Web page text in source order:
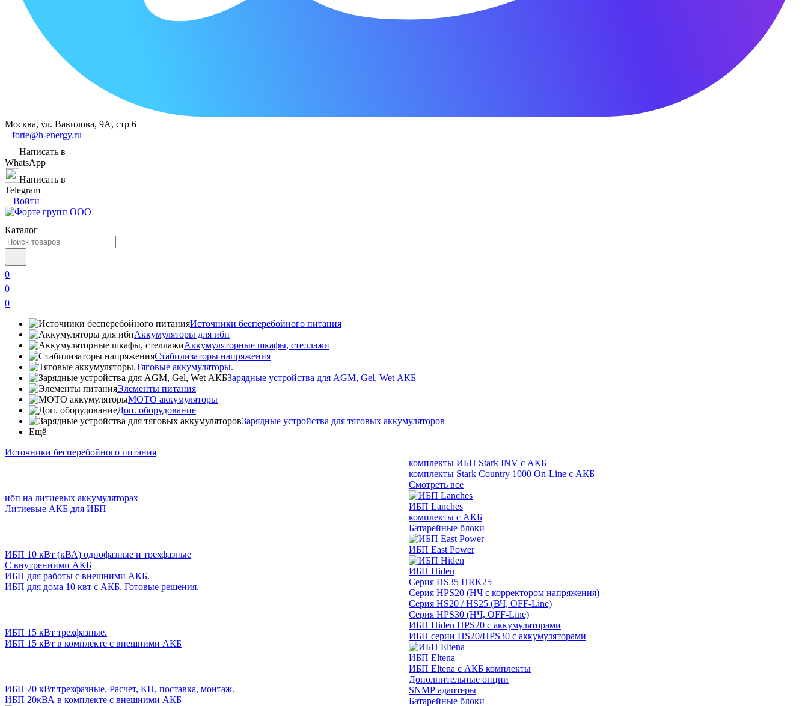
Москва, ул. Вавилова, 9А, стр 6
forte@h-energy.ru
Написать в
WhatsApp
Написать в
Telegram
Войти
Каталог
0
0
0
Источники бесперебойного питания
Аккумуляторы для ибп
Аккумуляторные шкафы, стеллажи
Стабилизаторы напряжения
Тяговые аккумуляторы.
Зарядные устройства для AGM, Gel, Wet АКБ
Элементы питания
МОТО аккумуляторы
Доп. оборудование
Зарядные устройства для тяговых аккумуляторов
Ещё
Источники бесперебойного питания
ибп на литиевых аккумуляторах
Литиевые АКБ для ИБП
ИБП 10 кВт (кВА) однофазные и трехфазные
С внутренними АКБ
ИБП для работы с внешними АКБ.
ИБП для дома 10 квт с АКБ. Готовые решения.
ИБП 15 кВт трехфазные.
ИБП 15 кВт в комплекте с внешними АКБ
ИБП 20 кВт трехфазные. Расчет, КП, поставка, монтаж.
ИБП 20кВА в комплекте с внешними АКБ
комплекты ИБП Stark INV с АКБ
комплекты Stark Country 1000 On-Line с АКБ
Смотреть все
ИБП Lanches
комплекты с АКБ
Батарейные блоки
ИБП East Power
ИБП Hiden
Серия HS35 HRK25
Серия HPS20 (НЧ с корректором напряжения)
Серия HS20 / HS25 (ВЧ, OFF-Line)
Серия HPS30 (НЧ, OFF-Line)
ИБП Hiden HPS20 с аккумуляторами
ИБП серии HS20/HPS30 с аккумуляторами
ИБП Eltena
ИБП Eltena с АКБ комплекты
Дополнительные опции
SNMP адаптеры
Батарейные блоки